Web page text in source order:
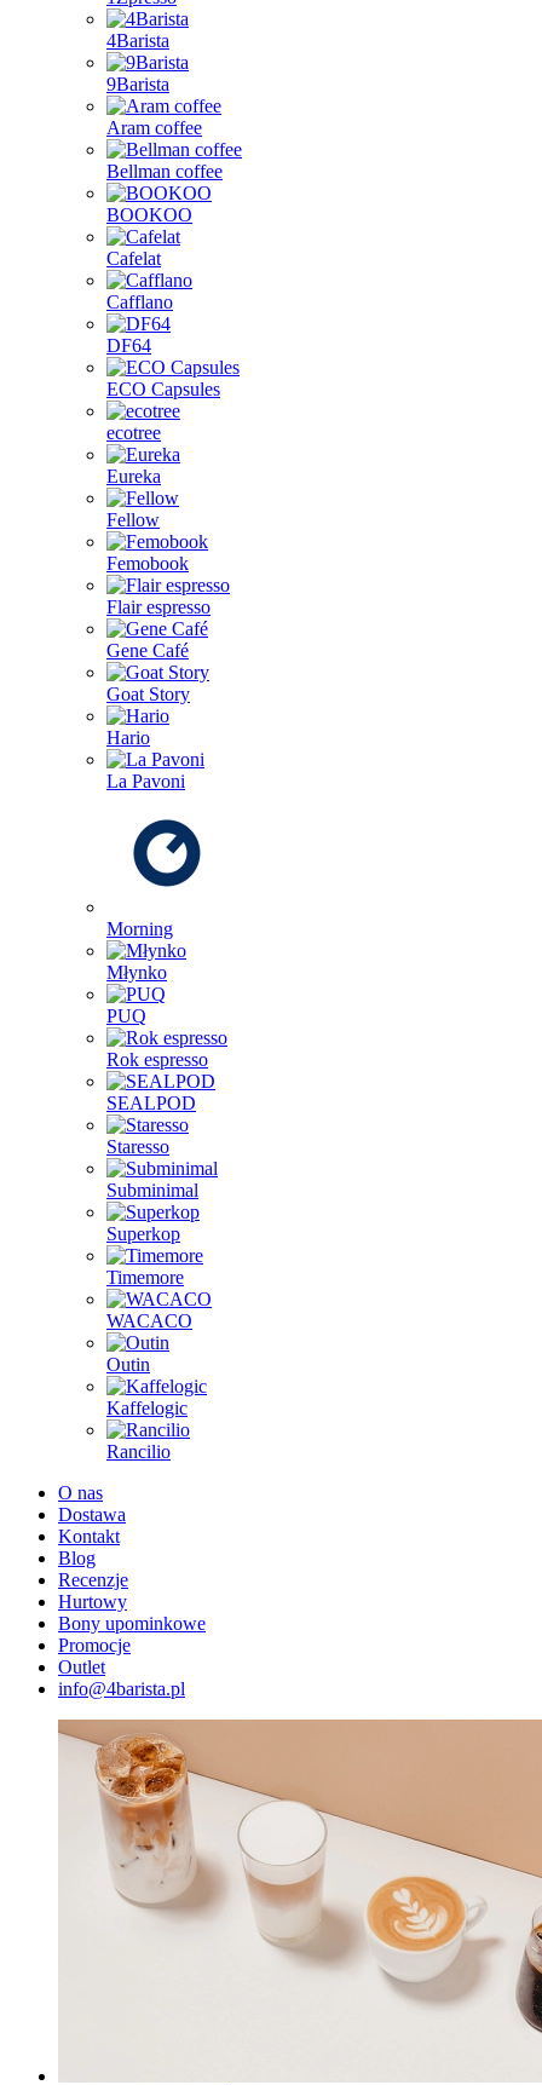
4Barista
9Barista
Aram coffee
Bellman coffee
BOOKOO
Cafelat
Cafflano
DF64
ECO Capsules
ecotree
Eureka
Fellow
Femobook
Flair espresso
Gene Café
Goat Story
Hario
La Pavoni
Morning
Młynko
PUQ
Rok espresso
SEALPOD
Staresso
Subminimal
Superkop
Timemore
WACACO
Outin
Kaffelogic
Rancilio
O nas
Dostawa
Kontakt
Blog
Recenzje
Hurtowy
Bony upominkowe
Promocje
Outlet
info@4barista.pl